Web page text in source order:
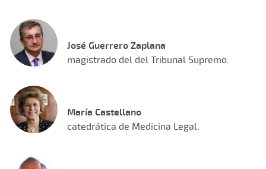
José Guerrero Zaplana
magistrado del del Tribunal Supremo.
María Castellano
catedrática de Medicina Legal.